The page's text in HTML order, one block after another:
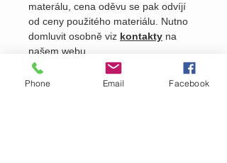
materálu, cena oděvu se pak odvíjí
od ceny použitého materiálu. Nutno
domluvit osobně viz kontakty na
našem webu.
Phone Email Facebook